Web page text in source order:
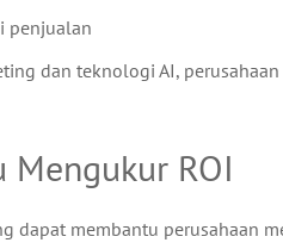
penjualan
dan teknologi AI,
ROI
dapat membantu perusahaan